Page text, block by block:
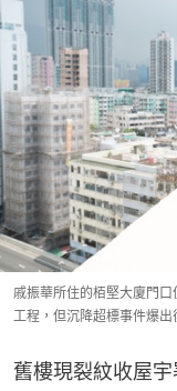
戚振華所住的栢堅大廈門
工程，但沉降超標事件爆出
舊樓現裂紋收屋宇